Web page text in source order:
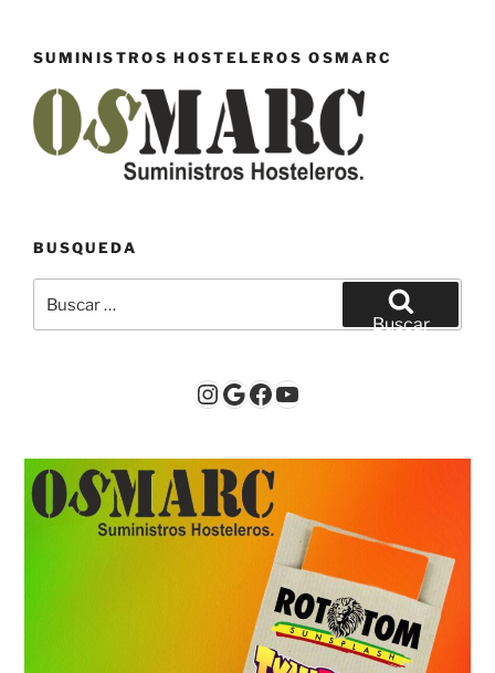
SUMINISTROS HOSTELEROS OSMARC
BUSQUEDA
por:
Buscar
Instagram
Google
Facebook
YouTube